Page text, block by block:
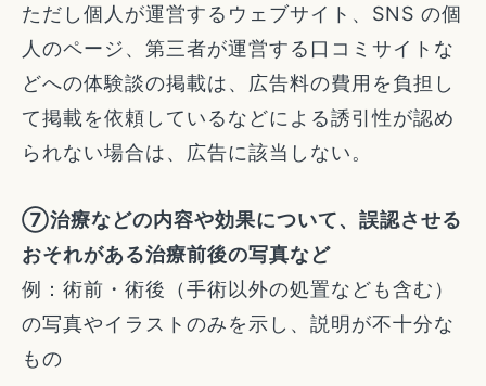
ただし個人が運営するウェブサイト、SNS の個
人のページ、第三者が運営する口コミサイトな
どへの体験談の掲載は、広告料の費用を負担し
て掲載を依頼しているなどによる誘引性が認め
られない場合は、広告に該当しない。
⑦治療などの内容や効果について、誤認させる
おそれがある治療前後の写真など
例：術前・術後（手術以外の処置なども含む）
の写真やイラストのみを示し、説明が不十分な
もの